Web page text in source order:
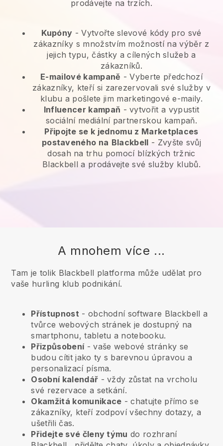
prodávejte na trzích.
Kupóny - Vytvořte slevové kódy pro své
zákazníky s množstvím možností na výběr z
jejich typu, částky a cílených služeb a
zákazníků.
E-mailové kampaně -Vyberte předchozí
zákazníky, kteří si zarezervovali své služby v
klubu a pošlete jim marketingové e-maily.
Influencer kampaň - vytvořit a vypustit
sociální mediální partnerskou kampaň.
Připojte se k jednomu z Marketplaces
postaveného na Blackbell - Zvyšte svůj
dosah na trhu pomocí blízkých tržnic
Blackbell a prodávejte své služby klubů.
A mnohem více ...
Tam je tolik Blackbell platforma může udělat pro
vaše hurling klub podnikání.
Přístupnost - obchodní software Blackbell a
tvůrce webových stránek je dostupný na
smartphonu, tabletu a notebooku.
Přizpůsobení- vaše webové stránky se
budou cítit jako ty s barevnou úpravou a
personalizací písma.
Osobní kalendář - vždy zůstat na vrcholu
své rezervace a setkání.
Okamžitá komunikace - chatujte přímo se
zákazníky, kteří zodpoví všechny dotazy, a
ušetřili čas.
Přidejte své členy týmu do rozhraní